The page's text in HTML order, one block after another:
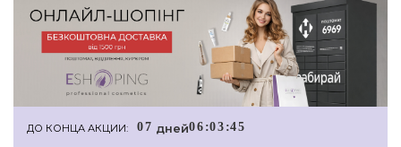
ДО КОНЦА АКЦИИ: 07 дней06 :03 :44